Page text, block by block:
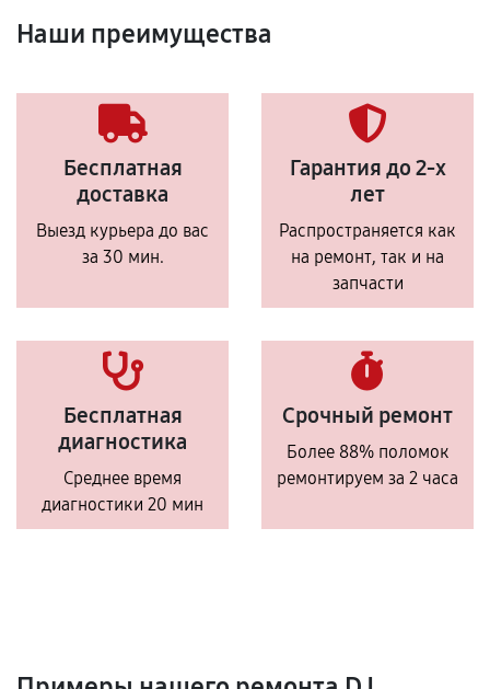
Наши преимущества
Бесплатная
доставка
Выезд курьера до вас
за 30 мин.
Гарантия до 2-х
лет
Распространяется как
на ремонт, так и на
запчасти
Бесплатная
диагностика
Среднее время
диагностики 20 мин
Срочный ремонт
Более 88% поломок
ремонтируем за 2 часа